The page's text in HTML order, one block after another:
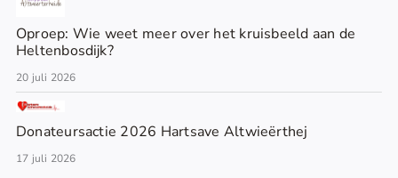
Oproep: Wie weet meer over het kruisbeeld aan de
Heltenbosdijk?
20 juli 2026
Donateursactie 2026 Hartsave Altwieërthej
17 juli 2026